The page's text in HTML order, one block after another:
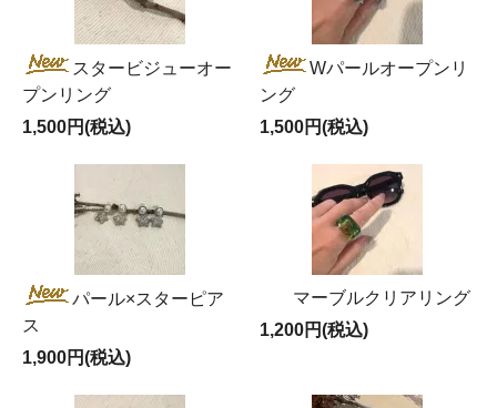
スタービジューオー
プンリング
1,500円(税込)
Wパールオープンリ
ング
1,500円(税込)
パール×スターピア
ス
1,900円(税込)
マーブルクリアリング
1,200円(税込)